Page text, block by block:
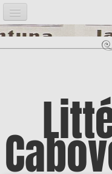
Accueil
Introduction
Google
Google
qui permet de